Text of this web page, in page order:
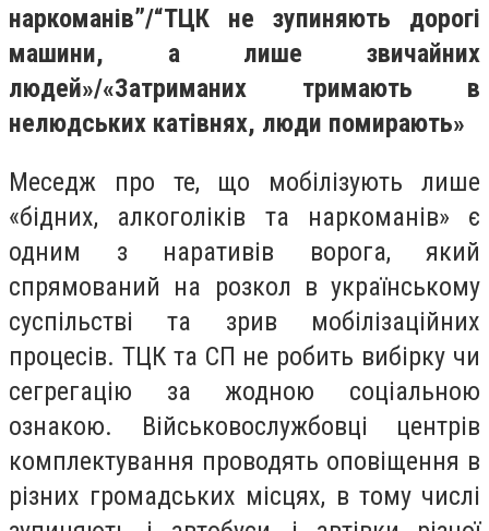
наркоманів”/“ТЦК не зупиняють дорогі
машини, а лише звичайних
людей»/«Затриманих тримають в
нелюдських катівнях, люди помирають»
Меседж про те, що мобілізують лише
«бідних, алкоголіків та наркоманів» є
одним з наративів ворога, який
спрямований на розкол в українському
суспільстві та зрив мобілізаційних
процесів. ТЦК та СП не робить вибірку чи
сегрегацію за жодною соціальною
ознакою. Військовослужбовці центрів
комплектування проводять оповіщення в
різних громадських місцях, в тому числі